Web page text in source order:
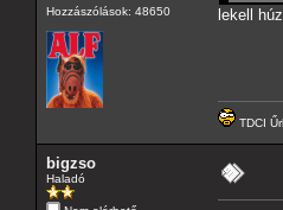
Hozzászólások: 48650
lekell
TDCI
bigzso
Haladó